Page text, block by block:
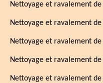
Nettoyage et ravalement
Nettoyage et ravalement
Nettoyage et ravalement de
Nettoyage et ravalement de
Nettoyage et ravalement